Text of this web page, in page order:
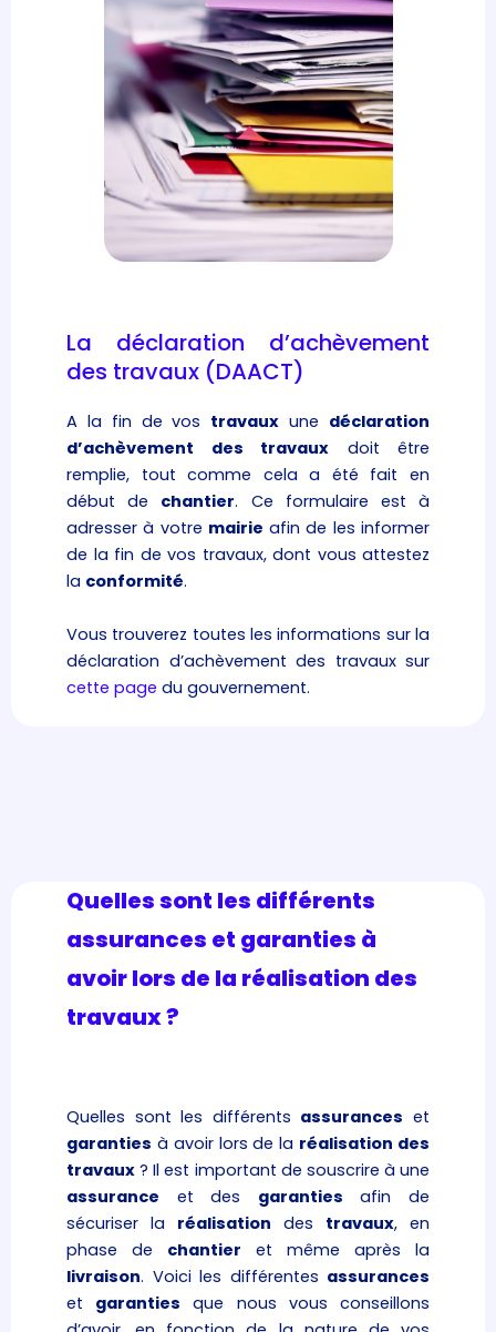
La déclaration d’achèvement
des travaux (DAACT)
A la fin de vos travaux une déclaration
d’achèvement des travaux doit être
remplie, tout comme cela a été fait en
début de chantier. Ce formulaire est à
adresser à votre mairie afin de les informer
de la fin de vos travaux, dont vous attestez
la conformité.
Vous trouverez toutes les informations sur la
déclaration d’achèvement des travaux sur
cette page du gouvernement.
Quelles sont les différents
assurances et garanties à
avoir lors de la réalisation des
travaux ?
Quelles sont les différents assurances et
garanties à avoir lors de la réalisation des
travaux ? Il est important de souscrire à une
assurance et des garanties afin de
sécuriser la réalisation des travaux, en
phase de chantier et même après la
livraison. Voici les différentes assurances
et garanties que nous vous conseillons